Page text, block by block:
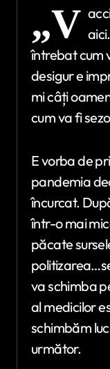
„V
întrebat cum
desigur e
mi câți
cum va fi
E vorba de
pandemia
încurcat.
într-o mai
păcate
va schimba
al medicilor
schimbăm
următor.